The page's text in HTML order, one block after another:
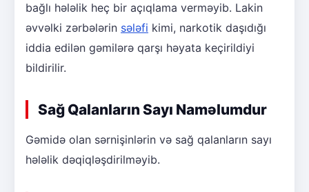
bağlı hələlik heç bir açıqlama verməyib. Lakin
əvvəlki zərbələrin sələfi kimi, narkotik daşıdığı
iddia edilən gəmilərə qarşı həyata keçirildiyi
bildirilir.
Sağ Qalanların Sayı Naməlumdur
Gəmidə olan sərnişinlərin və sağ qalanların sayı
hələlik dəqiqləşdirilməyib.